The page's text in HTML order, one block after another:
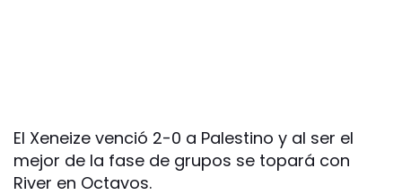
El Xeneize venció 2-0 a Palestino y al ser el
mejor de la fase de grupos se topará con
River en Octavos.